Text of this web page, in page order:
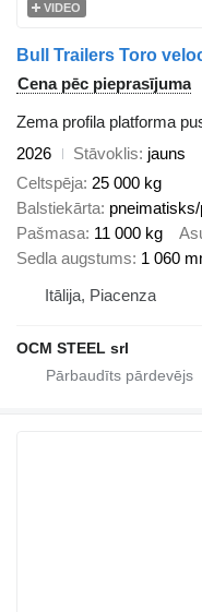
VIDEO
Cena pēc pieprasījuma
Zema profila platforma
2026
Stāvoklis jauns
Celtspēja 25 000 kg
Balstiekārta
Pašmasa 11 000 kg
Sedla augstums 1 060
Itālija, Piacenza
OCM STEEL srl